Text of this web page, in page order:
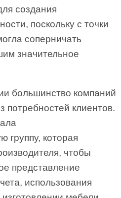
создания
поскольку с точки
соперничать
значительное
большинство компаний
потребностей клиентов.
группу, которая
чтобы
представление
использования